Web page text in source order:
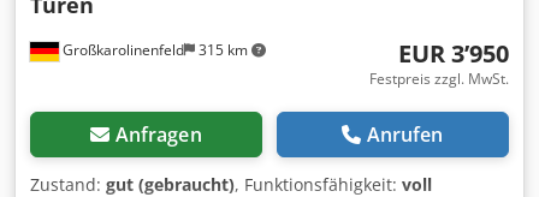
Großkarolinenfeld 315 km EUR 3’950
Festpreis zzgl. MwSt.
Anfragen Anrufen
Zustand: gut (gebraucht), Funktionsfähigkeit: voll